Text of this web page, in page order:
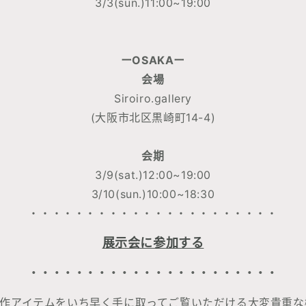
3/3(sun.)11:00~19:00
ーOSAKAー
会場
Siroiro.gallery
(大阪市北区黒崎町14-4)
会期
3/9(sat.)12:00~19:00
3/10(sun.)10:00~18:30
・・・・・・・・・・・・・・・・・・・・・・
展示会に参加する
・・・・・・・・・・・・・・・・・・・・・・
アイテムをいち早く手に取ってご覧いただける大変貴重な